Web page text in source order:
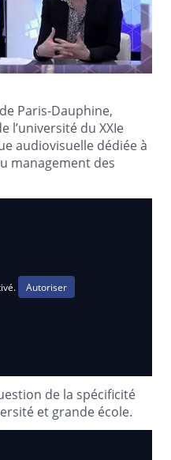
Paris-Dauphine,
l’université du XXIe
audiovisuelle dédiée à
management des
Autoriser
de la spécificité
et grande école.